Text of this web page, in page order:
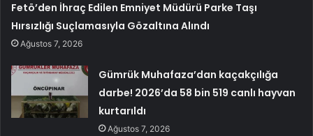
Fetö’den İhraç Edilen Emniyet Müdürü Parke Taşı
Hırsızlığı Suçlamasıyla Gözaltına Alındı
Ağustos 7, 2026
Gümrük Muhafaza’dan kaçakçılığa
darbe! 2026’da 58 bin 519 canlı hayvan
kurtarıldı
Ağustos 7, 2026